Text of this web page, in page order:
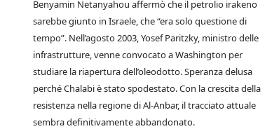
Benyamin Netanyahou affermò che il petrolio irakeno
sarebbe giunto in Israele, che “era solo questione di
tempo”. Nell’agosto 2003, Yosef Paritzky, ministro delle
infrastrutture, venne convocato a Washington per
studiare la riapertura dell’oleodotto. Speranza delusa
perché Chalabi è stato spodestato. Con la crescita della
resistenza nella regione di Al-Anbar, il tracciato attuale
sembra definitivamente abbandonato.